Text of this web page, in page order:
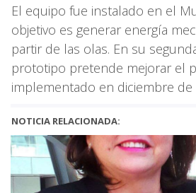
El equipo fue instalado en el
objetivo es generar energía
partir de las olas. En su
prototipo pretende mejorar el
implementado en diciembre de
NOTICIA RELACIONADA: